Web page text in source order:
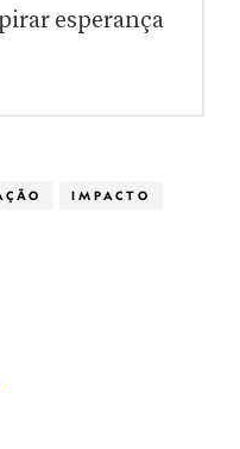
esperança
IMPACTO